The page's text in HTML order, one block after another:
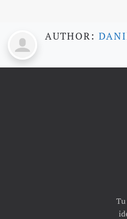
AUTHOR: